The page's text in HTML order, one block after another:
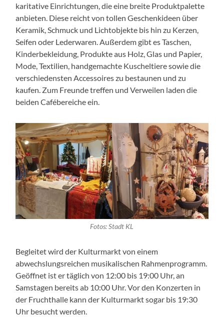
karitative Einrichtungen, die eine breite Produktpalette
anbieten. Diese reicht von tollen Geschenkideen über
Keramik, Schmuck und Lichtobjekte bis hin zu Kerzen,
Seifen oder Lederwaren. Außerdem gibt es Taschen,
Kinderbekleidung, Produkte aus Holz, Glas und Papier,
Mode, Textilien, handgemachte Kuscheltiere sowie die
verschiedensten Accessoires zu bestaunen und zu
kaufen. Zum Freunde treffen und Verweilen laden die
beiden Cafébereiche ein.
Fotos: Stadt KL
Begleitet wird der Kulturmarkt von einem
abwechslungsreichen musikalischen Rahmenprogramm.
Geöffnet ist er täglich von 12:00 bis 19:00 Uhr, an
Samstagen bereits ab 10:00 Uhr. Vor den Konzerten in
der Fruchthalle kann der Kulturmarkt sogar bis 19:30
Uhr besucht werden.